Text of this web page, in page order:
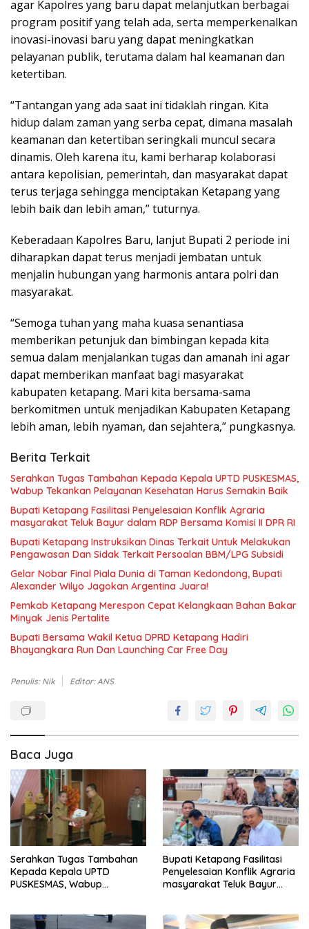
agar Kapolres yang baru dapat melanjutkan berbagai
program positif yang telah ada, serta memperkenalkan
inovasi-inovasi baru yang dapat meningkatkan
pelayanan publik, terutama dalam hal keamanan dan
ketertiban.
“Tantangan yang ada saat ini tidaklah ringan. Kita
hidup dalam zaman yang serba cepat, dimana masalah
keamanan dan ketertiban seringkali muncul secara
dinamis. Oleh karena itu, kami berharap kolaborasi
antara kepolisian, pemerintah, dan masyarakat dapat
terus terjaga sehingga menciptakan Ketapang yang
lebih baik dan lebih aman,” tuturnya.
Keberadaan Kapolres Baru, lanjut Bupati 2 periode ini
diharapkan dapat terus menjadi jembatan untuk
menjalin hubungan yang harmonis antara polri dan
masyarakat.
“Semoga tuhan yang maha kuasa senantiasa
memberikan petunjuk dan bimbingan kepada kita
semua dalam menjalankan tugas dan amanah ini agar
dapat memberikan manfaat bagi masyarakat
kabupaten ketapang. Mari kita bersama-sama
berkomitmen untuk menjadikan Kabupaten Ketapang
lebih aman, lebih nyaman, dan sejahtera,” pungkasnya.
Berita Terkait
Serahkan Tugas Tambahan Kepada Kepala UPTD PUSKESMAS,
Wabup Tekankan Pelayanan Kesehatan Harus Semakin Baik
Bupati Ketapang Fasilitasi Penyelesaian Konflik Agraria
masyarakat Teluk Bayur dalam RDP Bersama Komisi II DPR RI
Bupati Ketapang Instruksikan Dinas Terkait Untuk Melakukan
Pengawasan Dan Sidak Terkait Persoalan BBM/LPG Subsidi
Gelar Nobar Final Piala Dunia di Taman Kedondong, Bupati
Alexander Wilyo Jagokan Argentina Juara!
Pemkab Ketapang Merespon Cepat Kelangkaan Bahan Bakar
Minyak Jenis Pertalite
Bupati Bersama Wakil Ketua DPRD Ketapang Hadiri
Bhayangkara Run Dan Launching Car Free Day
Penulis: Nik Editor: ANS
Baca Juga
Serahkan Tugas Tambahan
Kepada Kepala UPTD
PUSKESMAS, Wabup
Baik
Bupati Ketapang Fasilitasi
Penyelesaian Konflik Agraria
masyarakat Teluk Bayur